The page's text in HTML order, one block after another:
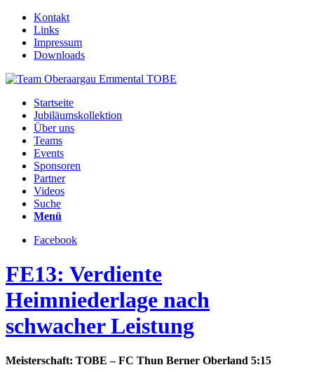
Kontakt
Links
Impressum
Downloads
Startseite
Jubiläumskollektion
Über uns
Teams
Events
Sponsoren
Partner
Videos
Suche
Menü
Facebook
FE13: Verdiente
Heimniederlage nach
schwacher Leistung
Meisterschaft: TOBE – FC Thun Berner Oberland 5:15